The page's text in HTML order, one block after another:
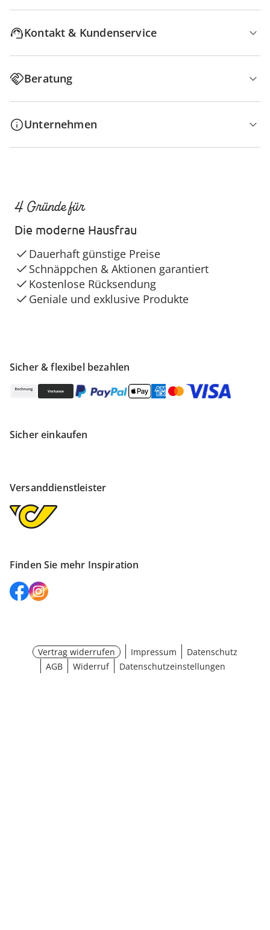
Kontakt & Kundenservice
Beratung
Unternehmen
Sicher & flexibel bezahlen
Sicher einkaufen
Versanddienstleister
Finden Sie mehr Inspiration
4 Gründe für
Die moderne Hausfrau
Dauerhaft günstige Preise
Schnäppchen & Aktionen garantiert
Kostenlose Rücksendung
Geniale und exklusive Produkte
Vertrag widerrufen Impressum
Datenschutz
AGB
Widerruf Datenschutzeinstellungen